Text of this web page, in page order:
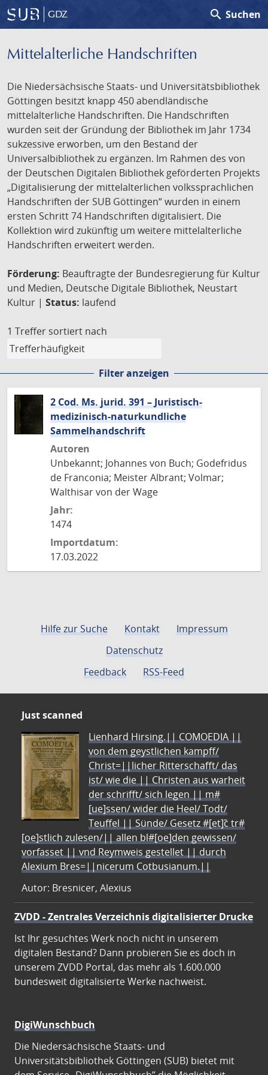
GDZ search Suchen
Mittelalterliche Handschriften
Die Niedersächsische Staats- und Universitätsbibliothek
Göttingen besitzt knapp 450 abendländische
mittelalterliche Handschriften. Die Handschriften
wurden seit der Gründung der Bibliothek im Jahr 1734
sukzessive erworben, um den Bestand der
Universalbibliothek zu ergänzen. Im Rahmen des von
der Deutschen Digitalen Bibliothek geförderten Projekts
„Digitalisierung der mittelalterlichen volkssprachlichen
Handschriften der SUB Göttingen“ wurden in einem
ersten Schritt 74 Handschriften digitalisiert. Die
Kollektion wird zukünftig um weitere mittelalterliche
Handschriften erweitert werden.
Förderung: Beauftragte der Bundesregierung für Kultur
und Medien, Deutsche Digitale Bibliothek, Neustart
Kultur | Status: laufend
1 Treffer sortiert nach
Filter anzeigen
2 Cod. Ms. jurid. 391 – Juristisch-
medizinisch-naturkundliche
Sammelhandschrift
Autoren
Unbekannt; Johannes von Buch; Godefridus
de Franconia; Meister Albrant; Volmar;
Walthisar von der Wage
Jahr:
1474
Importdatum:
17.03.2022
Hilfe zur Suche Kontakt
Impressum
Datenschutz
Feedback
RSS-Feed
Just scanned
Lienhard Hirsing.|| COMOEDIA ||
von dem geystlichen kampff/
Christ=||licher Ritterschafft/ das
ist/ wie die || Christen aus warheit
der schrifft/ sich legen || m#
[ue]ssen/ wider die Heel/ Todt/
Teuffel || Sünde/ Gesetz #[et]c̃ tr#
[oe]stlich zulesen/|| allen bl#[oe]den gewissen/
vorfasset || vnd Reymweis gestellet || durch
Alexium Bres=||nicerum Cotbusianum.||
Autor: Bresnicer, Alexius
ZVDD - Zentrales Verzeichnis digitalisierter Drucke
Ist Ihr gesuchtes Werk noch nicht in unserem
digitalen Bestand? Dann probieren Sie es doch in
unserem ZVDD Portal, das mehr als 1.600.000
bundesweit digitalisierte Werke nachweist.
DigiWunschbuch
Die Niedersächsische Staats- und
Universitätsbibliothek Göttingen (SUB) bietet mit